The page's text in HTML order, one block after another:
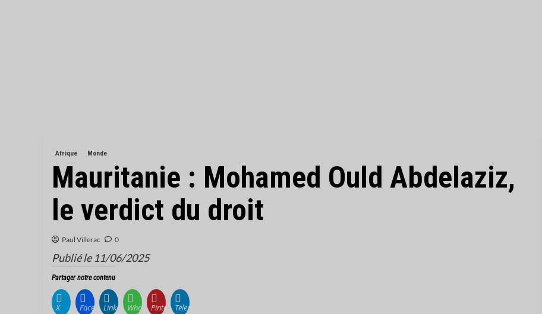
Afrique Monde
Mauritanie : Mohamed Ould Abdelaziz,
le verdict du droit
Paul Villerac 0
Publié le 11/06/2025
Partager notre contenu
X FacebookLinkedInWhatsAppPinterestTelegram